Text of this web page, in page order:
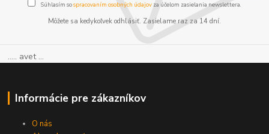
Súhlasím sospracovaním osobných údajov za účelom zasielania newslettera.
Môžete sa kedykoľvek odhlásiť. Zasielame raz za 14 dní.
..... avet ...
Informácie pre zákazníkov
O nás